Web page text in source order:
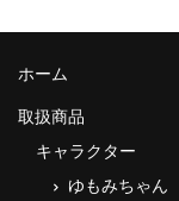
ホーム
取扱商品
キャラクター
ゆもみちゃん